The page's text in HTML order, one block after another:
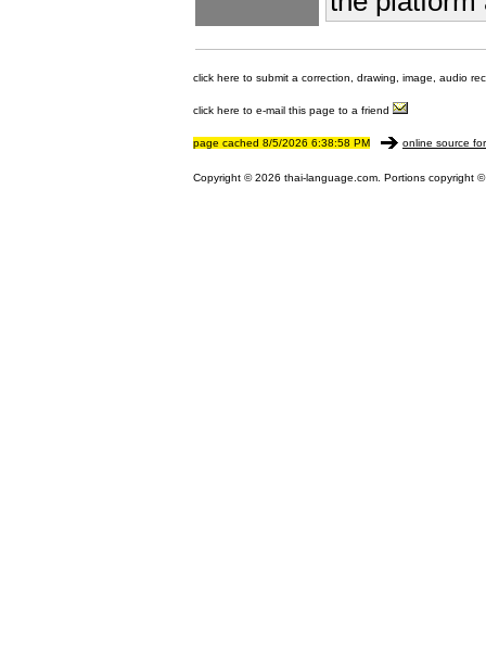
click here to submit a correction, drawing, image, audio
click here to e-mail this page to a friend
page cached 8/5/2026 6:38:58 PM online source
Copyright © 2026 thai-language.com. Portions copyright